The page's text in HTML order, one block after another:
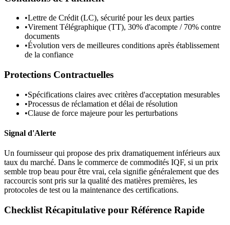
•Lettre de Crédit (LC), sécurité pour les deux parties
•Virement Télégraphique (TT), 30% d'acompte / 70% contre
documents
•Évolution vers de meilleures conditions après établissement
de la confiance
Protections Contractuelles
•Spécifications claires avec critères d'acceptation mesurables
•Processus de réclamation et délai de résolution
•Clause de force majeure pour les perturbations
Signal d'Alerte
Un fournisseur qui propose des prix dramatiquement inférieurs aux
taux du marché. Dans le commerce de commodités IQF, si un prix
semble trop beau pour être vrai, cela signifie généralement que des
raccourcis sont pris sur la qualité des matières premières, les
protocoles de test ou la maintenance des certifications.
Checklist Récapitulative pour Référence Rapide